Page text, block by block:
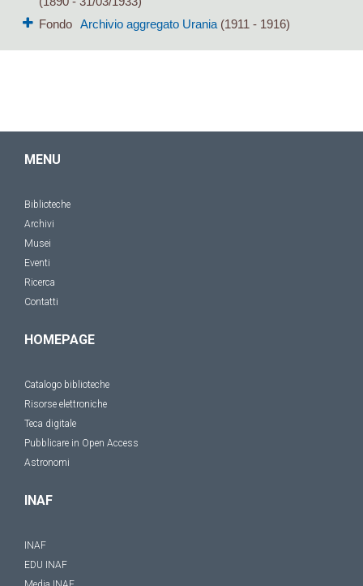
Fondo
Archivio aggregato Urania(1911 - 1916)
MENU
Biblioteche
Archivi
Musei
Eventi
Ricerca
Contatti
HOMEPAGE
Catalogo biblioteche
Risorse elettroniche
Teca digitale
Pubblicare in Open Access
Astronomi
INAF
INAF
EDU INAF